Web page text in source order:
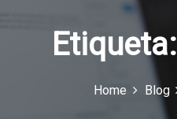
Etiqueta:
Home Blog